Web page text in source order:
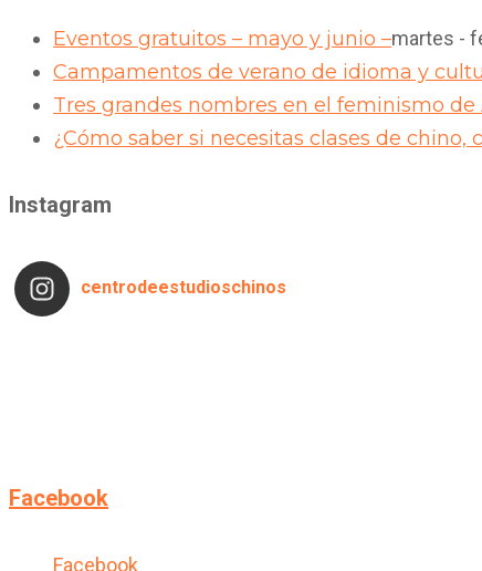
Eventos gratuitos – mayo y junio –martes -
Campamentos de verano de idioma y
Tres grandes nombres en el feminismo de
¿Cómo saber si necesitas clases de chino,
Instagram
centrodeestudioschinos
Facebook
Facebook